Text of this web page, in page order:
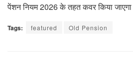
पेंशन नियम 2026 के तहत कवर किया
Tags: featured Old Pension